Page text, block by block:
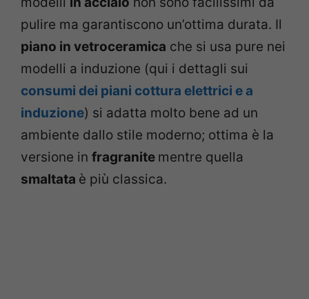
pulire ma garantiscono un’ottima durata. Il
piano in vetroceramica che si usa pure nei
modelli a induzione (qui i dettagli sui
consumi dei piani cottura elettrici e a
induzione) si adatta molto bene ad un
ambiente dallo stile moderno; ottima è la
versione in fragranite mentre quella
smaltata è più classica.